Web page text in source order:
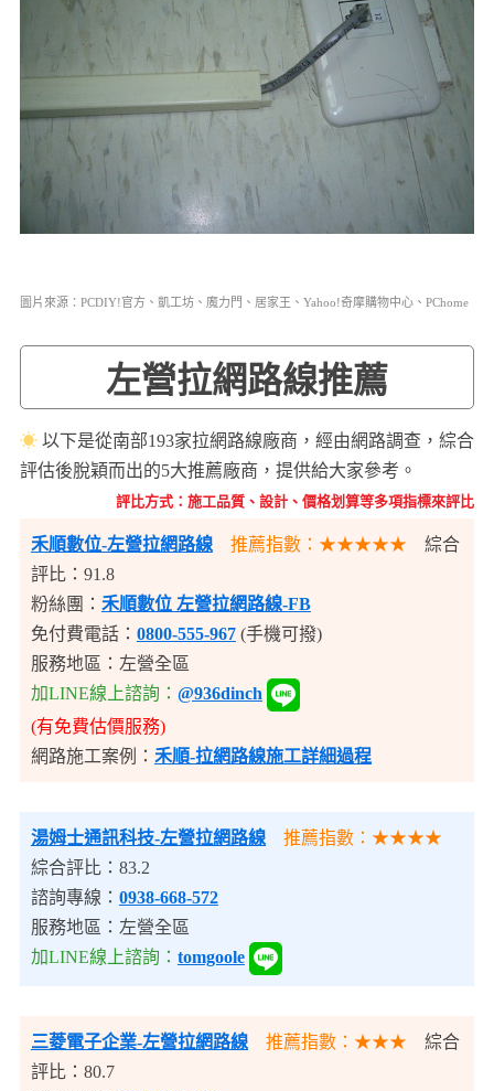
圖片來源：PCDIY!官方、凱工坊、魔力門、居家王、Yahoo!奇摩購物中心、PChome
左營拉網路線推薦
☀以下是從南部193家拉網路線廠商，經由網路調查，綜合
評估後脫穎而出的5大推薦廠商，提供給大家參考。
評比方式：施工品質、設計、價格划算等多項指標來評比
禾順數位-左營拉網路線 推薦指數：★★★★★
綜合
評比：91.8
粉絲團： 禾順數位 左營拉網路線-FB
免付費電話： 0800-555-967(手機可撥)
服務地區：左營全區
加LINE線上諮詢： @936dinch
(有免費估價服務)
網路施工案例： 禾順-拉網路線施工詳細過程
湯姆士通訊科技-左營拉網路線
推薦指數：★★★★
綜合評比：83.2
諮詢專線： 0938-668-572
服務地區：左營全區
加LINE線上諮詢： tomgoole
三菱電子企業-左營拉網路線 推薦指數：★★★
綜合
評比：80.7